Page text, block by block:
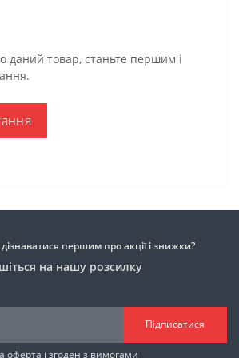
даний товар, станьте першим і
першим про акції і знижки?
на нашу розсилку
Підписатися
оферта і згоден з вимогами